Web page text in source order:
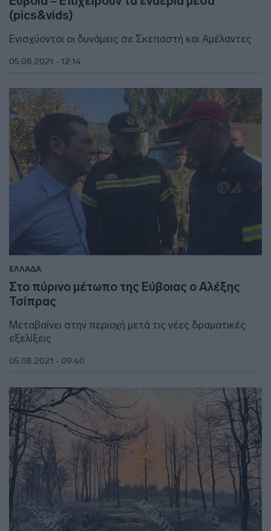
(pics&vids)
Ενισχύονται οι δυνάμεις σε Σκεπαστή και Αμέλαντες
05.08.2021 - 12:14
ΕΛΛΑΔΑ
Στο πύρινο μέτωπο της Εύβοιας ο Αλέξης
Τσίπρας
Μεταβαίνει στην περιοχή μετά τις νέες δραματικές
εξελίξεις
05.08.2021 - 09:40